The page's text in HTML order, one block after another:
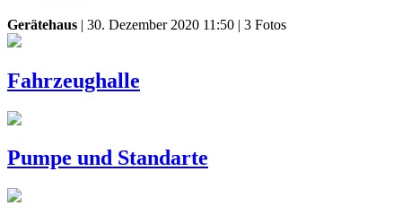
Gerätehaus | 30. Dezember 2020 11:50 | 3 Fotos
Fahrzeughalle
Pumpe und Standarte